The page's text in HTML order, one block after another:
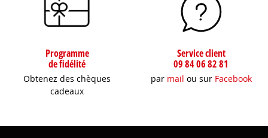
Programme
de fidélité
Obtenez des chèques
cadeaux
Service client
09 84 06 82 81
par mail ou sur Facebook